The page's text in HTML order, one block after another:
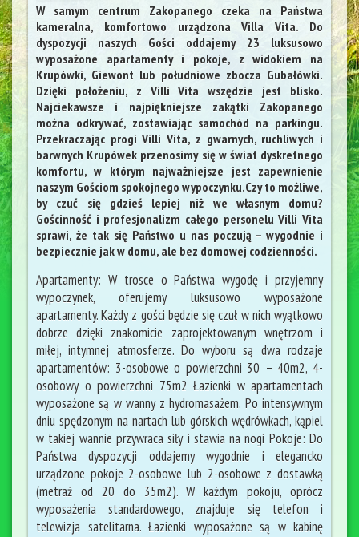
W samym centrum Zakopanego czeka na Państwa
kameralna, komfortowo urządzona Villa Vita. Do
dyspozycji naszych Gości oddajemy 23 luksusowo
wyposażone apartamenty i pokoje, z widokiem na
Krupówki, Giewont lub południowe zbocza Gubałówki.
Dzięki położeniu, z Villi Vita wszędzie jest blisko.
Najciekawsze i najpiękniejsze zakątki Zakopanego
można odkrywać, zostawiając samochód na parkingu.
Przekraczając progi Villi Vita, z gwarnych, ruchliwych i
barwnych Krupówek przenosimy się w świat dyskretnego
komfortu, w którym najważniejsze jest zapewnienie
naszym Gościom spokojnego wypoczynku.Czy to możliwe,
by czuć się gdzieś lepiej niż we własnym domu?
Gościnność i profesjonalizm całego personelu Villi Vita
sprawi, że tak się Państwo u nas poczują – wygodnie i
bezpiecznie jak w domu, ale bez domowej codzienności.
Apartamenty: W trosce o Państwa wygodę i przyjemny
wypoczynek, oferujemy luksusowo wyposażone
apartamenty. Każdy z gości będzie się czuł w nich wyątkowo
dobrze dzięki znakomicie zaprojektowanym wnętrzom i
miłej, intymnej atmosferze. Do wyboru są dwa rodzaje
apartamentów: 3-osobowe o powierzchni 30 – 40m2, 4-
osobowy o powierzchni 75m2 Łazienki w apartamentach
wyposażone są w wanny z hydromasażem. Po intensywnym
dniu spędzonym na nartach lub górskich wędrówkach, kąpiel
w takiej wannie przywraca siły i stawia na nogi Pokoje: Do
Państwa dyspozycji oddajemy wygodnie i elegancko
urządzone pokoje 2-osobowe lub 2-osobowe z dostawką
(metraż od 20 do 35m2). W każdym pokoju, oprócz
wyposażenia standardowego, znajduje się telefon i
telewizja satelitarna. Łazienki wyposażone są w kabinę